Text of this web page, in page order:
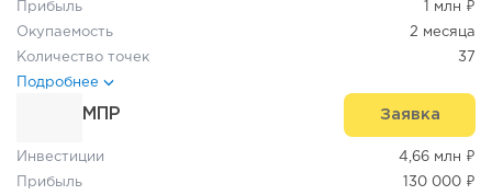
Прибыль 1 млн ₽
Окупаемость 2 месяца
Количество точек 37
Подробнее
МПР Заявка
Инвестиции 4,66 млн ₽
Прибыль 130 000 ₽